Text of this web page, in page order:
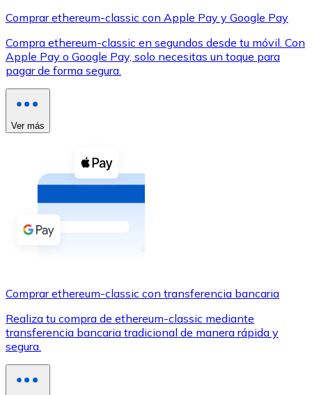
Ver todo
Compra criptomonedas con efectivo en tu tienda más
Comprar con efectivo
Transferencia SEPA
Añade fondos a tu cuenta Bitnovo o realiza compras
Comprar con Transferencia
Utiliza tarjetas Visa y Mastercard para comprar
Comprar con tarjeta
Tienda - Tarjetas regalo
Nuevo
Comprar ethereum-classic con Apple Pay y Google Pay
Compra ethereum-classic en segundos desde tu móvil. Con
Apple Pay o Google Pay, solo necesitas un toque para
pagar de forma segura.
Ver más
Comprar ethereum-classic con transferencia bancaria
Realiza tu compra de ethereum-classic mediante
transferencia bancaria tradicional de manera rápida y
segura.